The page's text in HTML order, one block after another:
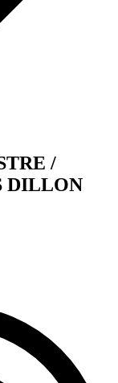
/
DILLON